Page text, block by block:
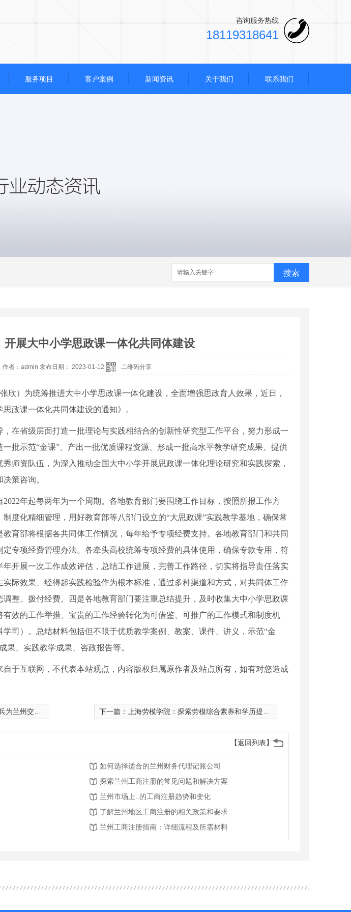
咨询服务热线
18119318641
服务项目 客户案例 新闻资讯 关于我们 联系我们
搜索
司变更
开展大中小学思政课一体化共同体建设
作者：admin 发布日期： 2023-01-12 二维码分享
欣） 为统筹推进大中小学思政课一体化建设，全面增强思政育人效果，近日，
政课一体化共同体建设的通知》。
，在省级层面打造一批理论与实践相结合的创新性研究型工作平台，努力形成一
批示范“金课”、产出一批优质课程资源、形成一批高水平教学研究成果、提供
师资队伍，为深入推动全国大中小学开展思政课一体化理论研究和实践探索，
策咨询。
2022年起每两年为一个周期。各地教育部门要围绕工作目标，按照所报工作方
度化精细管理，用好教育部等八部门设立的“大思政课”实践教学基地，确保常
育部将根据各共同体工作情况，每年给予专项经费支持。各地教育部门和共同
专项经费管理办法。各牵头高校统筹专项经费的具体使用，确保专款专用，符
开展一次工作成效评估，总结工作进展，完善工作路径，切实将指导责任落实
际效果、经得起实践检验作为根本标准，通过多种渠道和方式，对共同体工作
整、拨付经费。四是各地教育部门要注重总结提升，及时收集大中小学思政课
效的工作举措、宝贵的工作经验转化为可借鉴、可推广的工作模式和制度机
司）。总结材料包括但不限于优质教学案例、教案、课件、讲义，示范“金
果、实践教学成果、咨政报告等。
于互联网，不代表本站观点，内容版权归属原作者及站点所有，如有对您造成
院师生作学术报告 下一篇： 上海劳模学院：探索劳模综合素养和学历提升“全流程”培养
【返回列表】
如何选择适合的兰州财务代理记账公司
探索兰州工商注册的常见问题和解决方案
兰州市场上..的工商注册趋势和变化
了解兰州地区工商注册的相关政策和要求
兰州工商注册指南：详细流程及所需材料